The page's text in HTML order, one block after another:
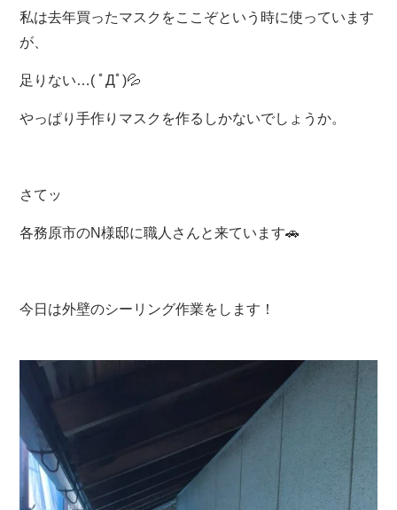
私は去年買ったマスクをここぞという時に使っています
が、
足りない…( ﾟДﾟ)💦
やっぱり手作りマスクを作るしかないでしょうか。
さてッ
各務原市のN様邸に職人さんと来ています🚗
今日は外壁のシーリング作業をします！